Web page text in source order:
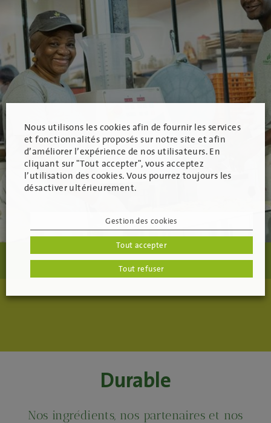
Durable
Nos ingrédients, nos partenaires et nos
Nous utilisons les cookies afin de fournir les services
et fonctionnalités proposés sur notre site et afin
d’améliorer l’expérience de nos utilisateurs. En
cliquant sur "Tout accepter", vous acceptez
l’utilisation des cookies. Vous pourrez toujours les
désactiver ultérieurement.
Gestion des cookies
Tout accepter
Tout refuser